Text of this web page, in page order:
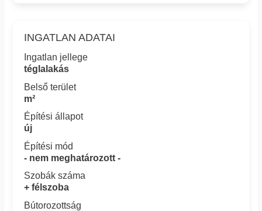
INGATLAN ADATAI
Ingatlan jellege
téglalakás
Belső terület
m²
Építési állapot
új
Építési mód
- nem meghatározott -
Szobák száma
+ félszoba
Bútorozottság